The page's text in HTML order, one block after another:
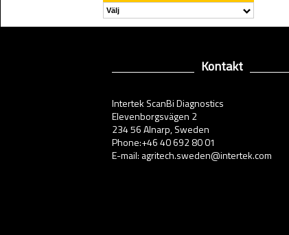
Kontakt
Intertek ScanBi Diagnostics
Elevenborgsvägen 2
234 56 Alnarp, Sweden
Phone:+46 40 692 80 01
E-mail: agritech.sweden@intertek.com